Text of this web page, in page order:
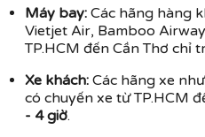
Máy bay: Các hãng hàng
Vietjet Air, Bamboo
TP.HCM đến Cần Thơ chỉ
Xe khách: Các hãng xe
có chuyến xe từ TP.HCM
- 4 giờ.